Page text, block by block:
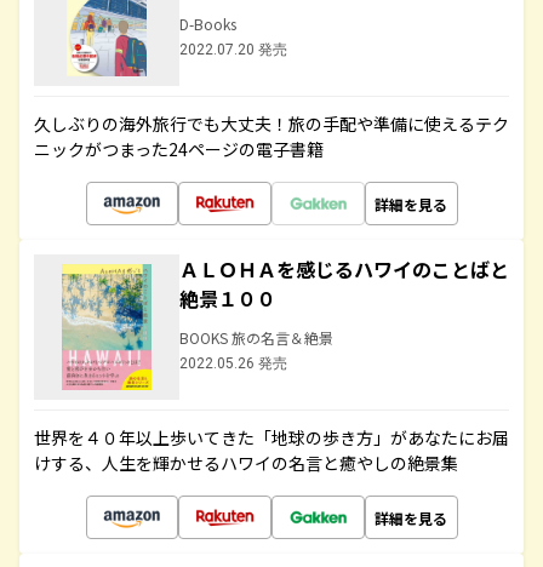
D-Books
2022.07.20 発売
久しぶりの海外旅行でも大丈夫！旅の手配や準備に使えるテク
ニックがつまった24ページの電子書籍
詳細を見る
ＡＬＯＨＡを感じるハワイのことばと
絶景１００
BOOKS 旅の名言＆絶景
2022.05.26 発売
世界を４０年以上歩いてきた「地球の歩き方」があなたにお届
けする、人生を輝かせるハワイの名言と癒やしの絶景集
詳細を見る